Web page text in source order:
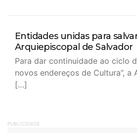
Entidades unidas para
Arquiepiscopal de Salvador
Para dar continuidade ao ciclo
novos endereços de Cultura”, a
[…]
PUBLICIDADE